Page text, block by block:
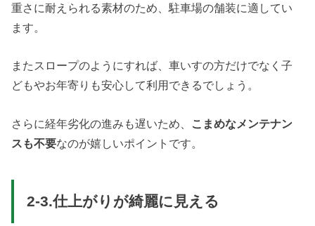
重さに耐えられる素材のため、駐車場の舗装に適してい
ます。
またスロープのようにすれば、車いすの方だけでなく子
どもやお年寄りも安心して利用できるでしょう。
さらに経年劣化の進みも遅いため、 こまめなメンテナン
スも不要なのが嬉しいポイントです。
2-3.仕上がりが綺麗に見える